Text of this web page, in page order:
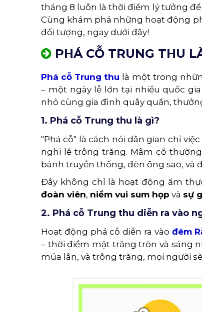
tháng 8 luôn là thời điểm lý tưởng
Cùng khám phá những hoạt động
đối tượng, ngay dưới đây!
PHÁ CỖ TRUNG THU
Phá cỗ Trung thu là một trong
– một ngày lễ lớn tại nhiều quốc
nhỏ cùng gia đình quây quần,
1. Phá cỗ Trung thu là gì?
"Phá cỗ" là cách nói dân gian chỉ việc
nghi lễ trông trăng. Mâm cỗ
bánh truyền thống, đèn ông sao, và
Đây không chỉ là hoạt động ẩm
đoàn viên, niềm vui sum họp và sự
2. Phá cỗ Trung thu diễn ra vào
Hoạt động phá cỗ diễn ra vào đêm
– thời điểm mặt trăng tròn và sáng
múa lân, và trông trăng, mọi người